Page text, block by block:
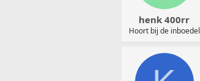
henk 400rr
Hoort bij de inboedel